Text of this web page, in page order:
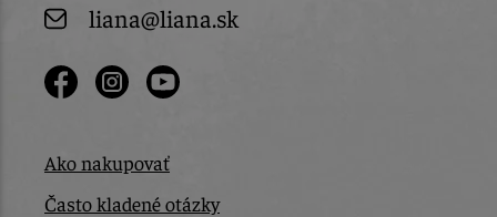
liana@liana.sk
Ako nakupovať
Často kladené otázky